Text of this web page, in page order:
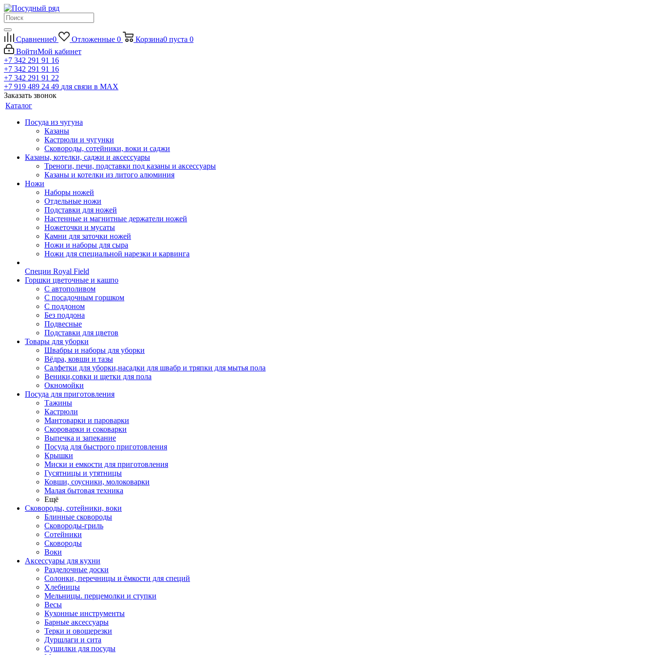
Сравнение0 Отложенные 0 Корзина0 пуста 0
ВойтиМой кабинет
+7 342 291 91 16
+7 342 291 91 16
+7 342 291 91 22
+7 919 489 24 49 для связи в МАХ
Заказать звонок
Каталог
Посуда из чугуна
Казаны
Кастрюли и чугунки
Сковороды, сотейники, воки и саджи
Казаны, котелки, саджи и аксессуары
Треноги, печи, подставки под казаны и аксессуары
Казаны и котелки из литого алюминия
Ножи
Наборы ножей
Отдельные ножи
Подставки для ножей
Настенные и магнитные держатели ножей
Ножеточки и мусаты
Камни для заточки ножей
Ножи и наборы для сыра
Ножи для специальной нарезки и карвинга
Специи Royal Field
Горшки цветочные и кашпо
С автополивом
С посадочным горшком
С поддоном
Без поддона
Подвесные
Подставки для цветов
Товары для уборки
Швабры и наборы для уборки
Вёдра, ковши и тазы
Салфетки для уборки,насадки для швабр и тряпки для мытья пола
Веники,совки и щетки для пола
Окномойки
Посуда для приготовления
Тажины
Кастрюли
Мантоварки и пароварки
Скороварки и соковарки
Выпечка и запекание
Посуда для быстрого приготовления
Крышки
Миски и емкости для приготовления
Гусятницы и утятницы
Ковши, соусники, молоковарки
Малая бытовая техника
Ещё
Сковороды, сотейники, воки
Блинные сковороды
Сковороды-гриль
Сотейники
Сковороды
Воки
Аксессуары для кухни
Разделочные доски
Солонки, перечницы и ёмкости для специй
Хлебницы
Мельницы. перцемолки и ступки
Весы
Кухонные инструменты
Барные аксессуары
Терки и овощерезки
Дуршлаги и сита
Сушилки для посуды